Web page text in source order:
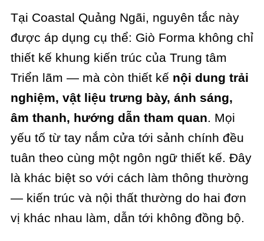
Tại Coastal Quảng Ngãi, nguyên tắc này
được áp dụng cụ thể: Giò Forma không chỉ
thiết kế khung kiến trúc của Trung tâm
Triển lãm — mà còn thiết kế nội dung trải
nghiệm, vật liệu trưng bày, ánh sáng,
âm thanh, hướng dẫn tham quan. Mọi
yếu tố từ tay nắm cửa tới sảnh chính đều
tuân theo cùng một ngôn ngữ thiết kế. Đây
là khác biệt so với cách làm thông thường
— kiến trúc và nội thất thường do hai đơn
vị khác nhau làm, dẫn tới không đồng bộ.